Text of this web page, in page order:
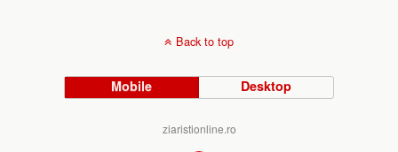
Back to top
Mobile Desktop
ziaristionline.ro